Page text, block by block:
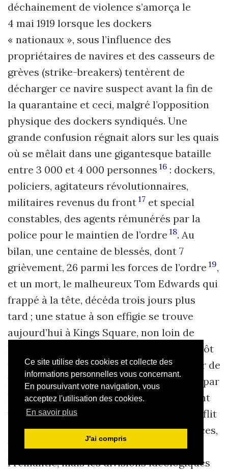
Ce site utilise des cookies et collecte des
informations personnelles vous concernant.
En poursuivant votre navigation, vous
acceptez l'utilisation des cookies.
En savoir plus
J'ai compris
déchainement de violence s’amorça le
4 mai 1919 lorsque les dockers
« nationaux », sous l’influence des
propriétaires de navires et des casseurs de
grèves (strike-breakers) tentèrent de
décharger ce navire suspect avant la fin de
la quarantaine et ceci, malgré l’opposition
physique des dockers syndiqués. Une
grande confusion régnait alors sur les quais
où se mêlait dans une gigantesque bataille
entre 3 000 et 4 000 personnes 16 : dockers,
policiers, agitateurs révolutionnaires,
militaires revenus du front 17 et special
constables, des agents rémunérés par la
police pour le maintien de l’ordre 18. Au
bilan, une centaine de blessés, dont 7
grièvement, 26 parmi les forces de l’ordre 19,
et un mort, le malheureux Tom Edwards qui
frappé à la tête, décéda trois jours plus
tard ; une statue à son effigie se trouve
aujourd’hui à Kings Square, non loin de
l’emplacement où il est tombé il y a bientôt
un siècle. Après l’intervention du Premier de
l’État, des négociations furent entamées par
le biais d’un « comité paritaire » associant
toutes les parties concernées par ce conflit
social. Après ce déchainement de violences,
le calme finit par revenir sur les quais de
Fremantle, mais les divisions idéologiques